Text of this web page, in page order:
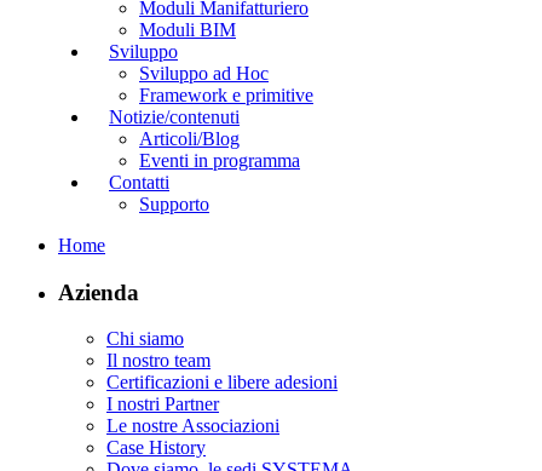
Moduli Manifatturiero
Moduli BIM
Sviluppo
Sviluppo ad Hoc
Framework e primitive
Notizie/contenuti
Articoli/Blog
Eventi in programma
Contatti
Supporto
Home
Azienda
Chi siamo
Il nostro team
Certificazioni e libere adesioni
I nostri Partner
Le nostre Associazioni
Case History